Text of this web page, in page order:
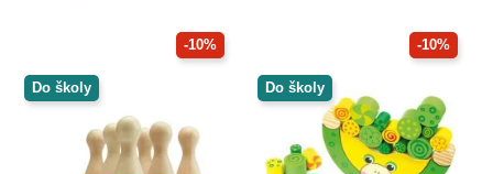
-10%
Do školy
-10%
Do školy